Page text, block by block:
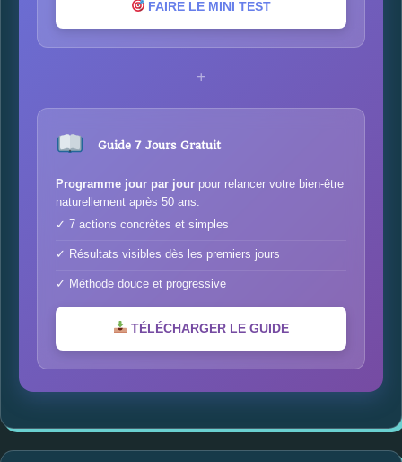
FAIRE LE MINI TEST
+
Guide 7 Jours Gratuit
Programme jour par jour pour relancer votre bien-être
naturellement après 50 ans.
✓ 7 actions concrètes et simples
✓ Résultats visibles dès les premiers jours
✓ Méthode douce et progressive
TÉLÉCHARGER LE GUIDE